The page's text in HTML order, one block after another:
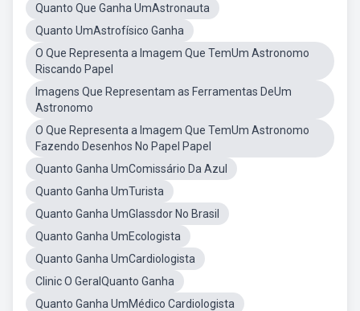
Quanto Que Ganha UmAstronauta
Quanto UmAstrofísico Ganha
O Que Representa a Imagem Que TemUm Astronomo
Riscando Papel
Imagens Que Representam as Ferramentas DeUm
Astronomo
O Que Representa a Imagem Que TemUm Astronomo
Fazendo Desenhos No Papel Papel
Quanto Ganha UmComissário Da Azul
Quanto Ganha UmTurista
Quanto Ganha UmGlassdor No Brasil
Quanto Ganha UmEcologista
Quanto Ganha UmCardiologista
Clinic O GeralQuanto Ganha
Quanto Ganha UmMédico Cardiologista